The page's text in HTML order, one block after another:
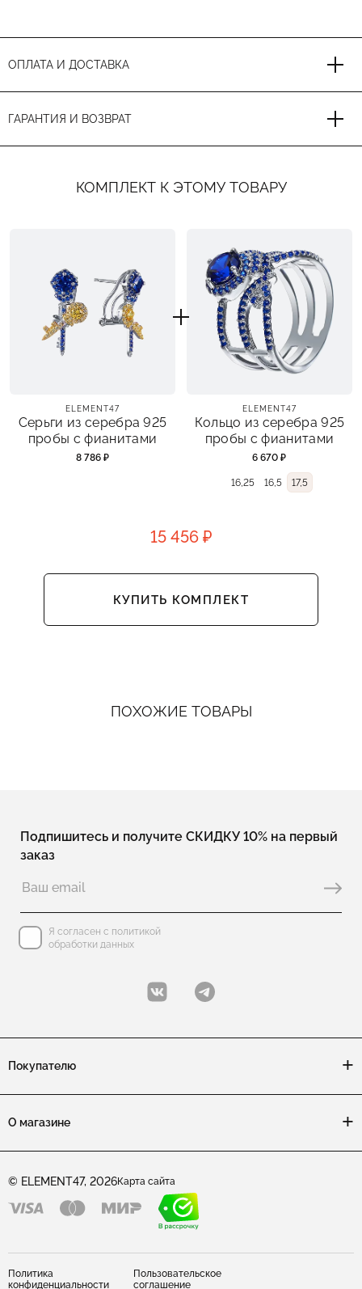
ОПЛАТА И ДОСТАВКА
ГАРАНТИЯ И ВОЗВРАТ
КОМПЛЕКТ К ЭТОМУ ТОВАРУ
ELEMENT47
Серьги из серебра 925
пробы с фианитами
8 786 ₽
ELEMENT47
Кольцо из серебра 925
пробы с фианитами
6 670 ₽
16,25 16,5 17,5
15 456 ₽
КУПИТЬ КОМПЛЕКТ
ПОХОЖИЕ ТОВАРЫ
Подпишитесь и получите СКИДКУ 10% на первый
заказ
Я согласен с политикой
обработки данных
Покупателю
О магазине
© ELEMENT47, 2026Карта сайта
Политика
конфиденциальности
Пользовательское
соглашение